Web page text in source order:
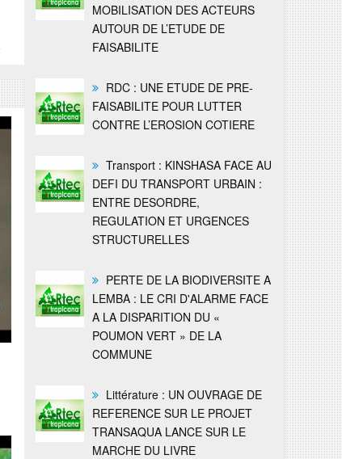
MOBILISATION DES ACTEURS
AUTOUR DE L’ETUDE DE
FAISABILITE
RDC : UNE ETUDE DE PRE-
FAISABILITE POUR LUTTER
CONTRE L’EROSION COTIERE
Transport : KINSHASA FACE AU
DEFI DU TRANSPORT URBAIN :
ENTRE DESORDRE,
REGULATION ET URGENCES
STRUCTURELLES
PERTE DE LA BIODIVERSITE A
LEMBA : LE CRI D'ALARME FACE
A LA DISPARITION DU «
POUMON VERT » DE LA
COMMUNE
Littérature : UN OUVRAGE DE
REFERENCE SUR LE PROJET
TRANSAQUA LANCE SUR LE
MARCHE DU LIVRE